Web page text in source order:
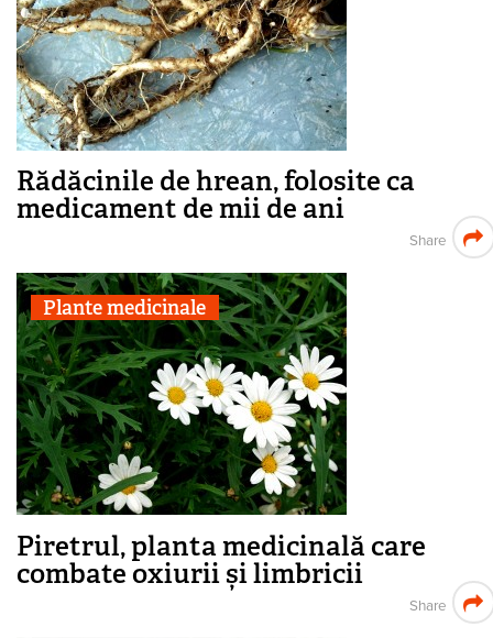
Rădăcinile de hrean, folosite ca
medicament de mii de ani
Share
Plante medicinale
Piretrul, planta medicinală care
combate oxiurii și limbricii
Share